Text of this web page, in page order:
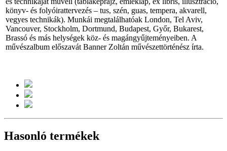
könyv- és folyóirattervezés – tus, szén, guas, tempera, akvarell,
vegyes technikák). Munkái megtalálhatóak London, Tel Aviv,
Vancouver, Stockholm, Dortmund, Budapest, Győr, Bukarest,
Brassó és más helységek köz- és magángyűjteményeiben. A
művészalbum előszavát Banner Zoltán művészettörténész írta.
Hasonló termékek